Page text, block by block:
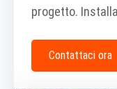
progetto.
Contattaci ora